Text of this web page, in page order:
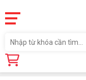
Trang chủ